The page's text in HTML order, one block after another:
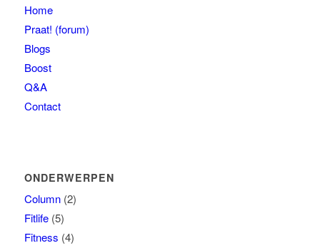
Home
Praat! (forum)
Blogs
Boost
Q&A
Contact
ONDERWERPEN
Column(2)
Fitlife(5)
Fitness (4)